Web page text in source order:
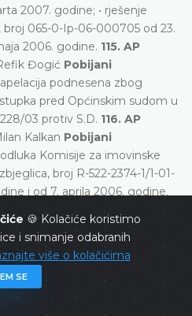
🍪 Kolačiće koristimo
i snimanje odabranih
više o kolačićima
SE
2007. godine; • rješenje
broj 065-0-Ip-06-000705 od 23.
2006. godine. 115. AP
Đogić Pobijani
apelacija podnesena zbog
pred Općinskim sudom u
03 protiv S.D. 116. AP
Kalkan Pobijani
odluka Komisije za imovinske
broj R-522-2374-1/1-01-
i od 7. aprila 2006. godine.
apelacije:• rješenje
010-0-Gž-06-000-094 od 5.
Općinskog suda u Livnu broj R-